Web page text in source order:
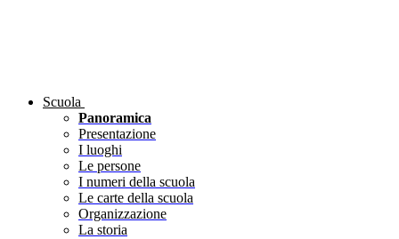
Scuola
Panoramica
Presentazione
I luoghi
Le persone
I numeri della scuola
Le carte della scuola
Organizzazione
La storia